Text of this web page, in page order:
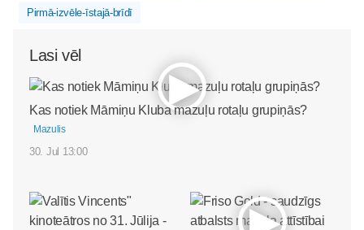
Pirmā-izvēle-īstajā-brīdī
Lasi vēl
Kas notiek Māmiņu Kluba mazuļu rotaļu grupiņās?
Mazulis
30. Jul 13:00